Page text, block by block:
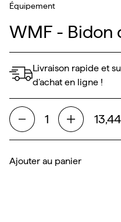
Équipement
WMF - Bidon
Livraison rapide et
d’achat en ligne !
Ajouter au panier